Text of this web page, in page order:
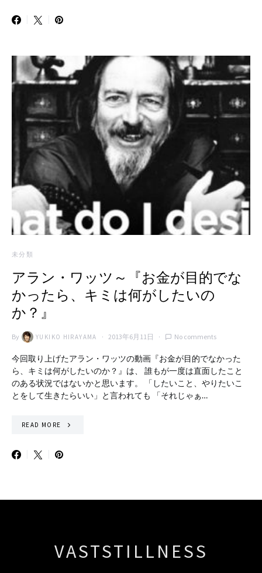
未分類
アラン・ワッツ～『お金が目的でな
かったら、キミは何がしたいの
か？』
By YUKIKO HIRAYAMA 2013年6月11日 No comments
今回取り上げたアラン・ワッツの動画『お金が目的でなかった
ら、キミは何がしたいのか？』は、 誰もが一度は直面したこと
のある状況ではないかと思います。 「したいこと、やりたいこ
とをして生きたらいい」と言われても 「それじゃぁ…
READ MORE
VASTSTILLNESS